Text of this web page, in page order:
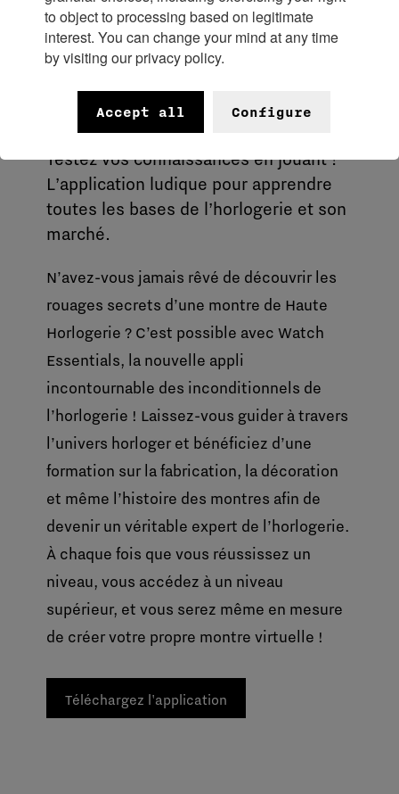
Watch Essentials
Testez vos connaissances en jouant !
L’application ludique pour apprendre
toutes les bases de l’horlogerie et son
marché.
N’avez-vous jamais rêvé de découvrir les
rouages secrets d’une montre de Haute
Horlogerie ? C’est possible avec Watch
Essentials, la nouvelle appli
incontournable des inconditionnels de
l’horlogerie ! Laissez-vous guider à travers
l’univers horloger et bénéficiez d’une
formation sur la fabrication, la décoration
et même l’histoire des montres afin de
devenir un véritable expert de l’horlogerie.
À chaque fois que vous réussissez un
niveau, vous accédez à un niveau
supérieur, et vous serez même en mesure
de créer votre propre montre virtuelle !
Téléchargez l'application
to object to processing based on legitimate
interest. You can change your mind at any time
by visiting our privacy policy.
Accept all Configure